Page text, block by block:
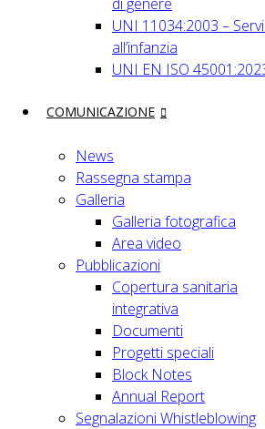
UNI 11034:2003 –
all’infanzia
UNI EN ISO
COMUNICAZIONE
News
Rassegna stampa
Galleria
Galleria fotografica
Area video
Pubblicazioni
Copertura sanitaria
integrativa
Documenti
Progetti speciali
Block Notes
Annual Report
Segnalazioni Whistleblowing